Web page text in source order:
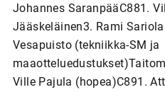
Johannes SaranpääC881.
Jääskeläinen3. Rami
Vesapuisto (tekniikka-SM ja
Ville Pajula (hopea)C891.